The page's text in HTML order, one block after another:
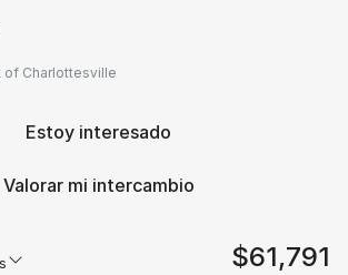
of Charlottesville
Estoy interesado
Valorar mi intercambio
$61,791